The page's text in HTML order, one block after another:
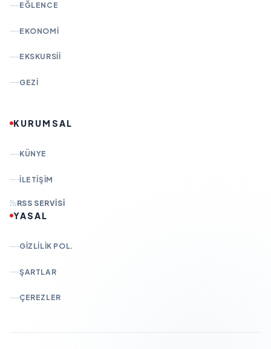
EĞLENCE
EKONOMI
EKSKURSII
GEZI
KURUMSAL
KÜNYE
İLETIŞIM
RSS SERVISI
YASAL
GIZLILIK POL.
ŞARTLAR
ÇEREZLER